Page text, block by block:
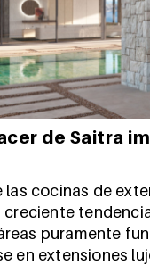
de Saitra
las cocinas de
creciente
puramente
en extensiones